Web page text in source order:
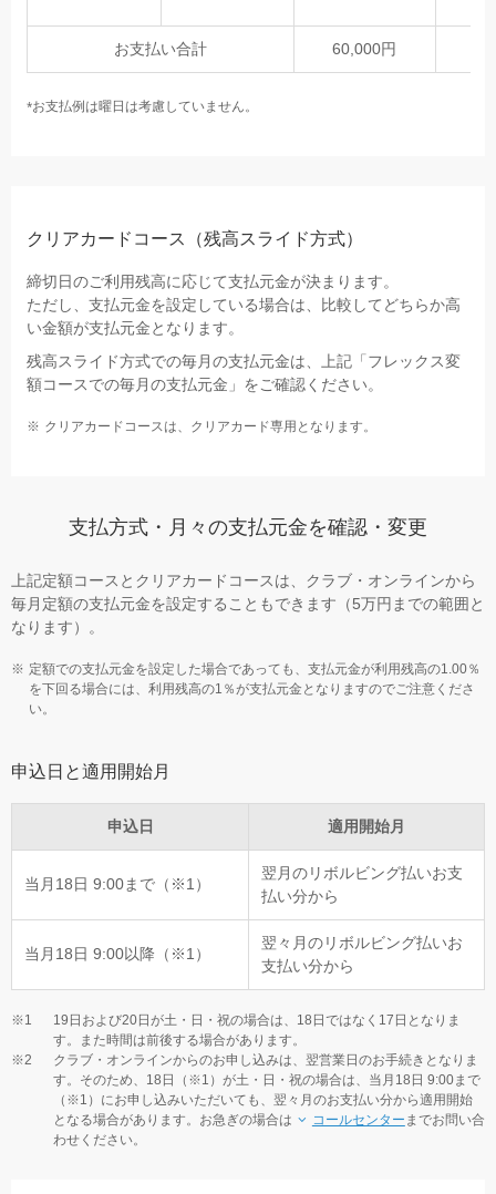
お支払い合計 60,000円
⁎お支払例は曜日は考慮していません。
クリアカードコース（残高スライド方式）
締切日のご利用残高に応じて支払元金が決まります。
ただし、支払元金を設定している場合は、比較してどちらか高
い金額が支払元金となります。
残高スライド方式での毎月の支払元金は、上記「フレックス変
額コースでの毎月の支払元金」をご確認ください。
クリアカードコースは、クリアカード専用となります。
支払方式・月々の支払元金を確認・変更
上記定額コースとクリアカードコースは、クラブ・オンラインから
毎月定額の支払元金を設定することもできます（5万円までの範囲と
なります）。
定額での支払元金を設定した場合であっても、支払元金が利用残高の1.00％
を下回る場合には、利用残高の1％が支払元金となりますのでご注意くださ
い。
申込日と適用開始月
申込日 適用開始月
当月18日 9:00まで（※1）
翌月のリボルビング払いお支
払い分から
当月18日 9:00以降（※1）
翌々月のリボルビング払いお
支払い分から
19日および20日が土・日・祝の場合は、18日ではなく17日となりま
す。また時間は前後する場合があります。
クラブ・オンラインからのお申し込みは、翌営業日のお手続きとなりま
す。そのため、18日（※1）が土・日・祝の場合は、当月18日 9:00まで
（※1）にお申し込みいただいても、翌々月のお支払い分から適用開始
となる場合があります。お急ぎの場合は
コールセンター までお問い合
わせください。